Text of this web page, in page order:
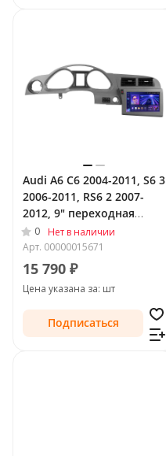
Audi A6 C6 2004-2011, S6 3
2006-2011, RS6 2 2007-
2012, 9" переходная
рамка Teyes 2528
0
Нет в наличии
Арт. 00000015671
15 790 ₽
Цена указана за: шт
Подписаться